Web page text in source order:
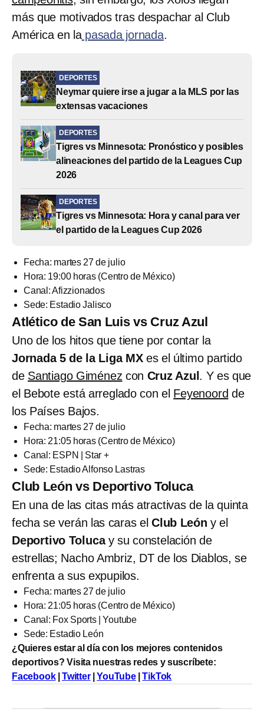
más que motivados tras despachar al Club
América en lapasada jornada.
DEPORTES
Neymar quiere irse a jugar a la MLS por las
extensas vacaciones
DEPORTES
Tigres vs Minnesota: Pronóstico y posibles
alineaciones del partido de la Leagues Cup
2026
DEPORTES
Tigres vs Minnesota: Hora y canal para ver
el partido de la Leagues Cup 2026
Fecha: martes 27 de julio
Hora: 19:00 horas (Centro de México)
Canal: Afizzionados
Sede: Estadio Jalisco
Atlético de San Luis vs Cruz Azul
Uno de los hitos que tiene por contar la
Jornada 5 de la Liga MXes el último partido
de Santiago Giménez con Cruz Azul . Y es que
el Bebote está arreglado con el Feyenoord de
los Países Bajos.
Fecha: martes 27 de julio
Hora: 21:05 horas (Centro de México)
Canal: ESPN | Star +
Sede: Estadio Alfonso Lastras
Club León vs Deportivo Toluca
En una de las citas más atractivas de la quinta
fecha se verán las caras elClub Leóny el
Deportivo Tolucay su constelación de
estrellas; Nacho Ambriz, DT de los Diablos, se
enfrenta a sus expupilos.
Fecha: martes 27 de julio
Hora: 21:05 horas (Centro de México)
Canal: Fox Sports | Youtube
Sede: Estadio León
¿Quieres estar al día con los mejores contenidos
deportivos? Visita nuestras redes y suscríbete:
Facebook|Twitter|YouTube|TikTok